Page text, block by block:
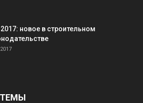
новое в строительном